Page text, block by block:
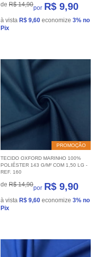
de R$ 14,90por R$ 9,90
à vista R$ 9,60 economize 3% no
Pix
PROMOÇÃO
TECIDO OXFORD MARINHO 100%
POLIÉSTER 143 G/M² COM 1,50 LG -
REF. 160
de R$ 14,90por R$ 9,90
à vista R$ 9,60 economize 3% no
Pix